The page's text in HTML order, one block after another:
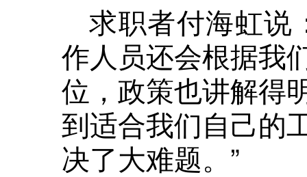
求职者付海虹说
作人员还会根据我
位，政策也讲解得
到适合我们自己的
决了大难题。”